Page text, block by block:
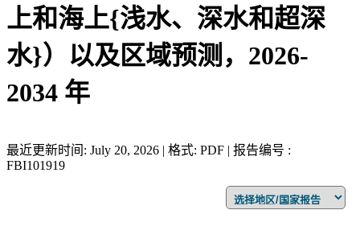
上和海上{浅水、深水和超深
水}）以及区域预测，2026-
2034 年
最近更新时间: July 20, 2026 | 格式: PDF | 报告编号 :
FBI101919